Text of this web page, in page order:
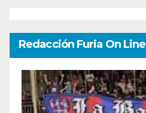
Redacción Furia On Line